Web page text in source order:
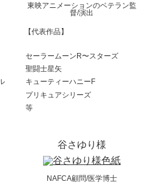
東映アニメーションのベテラン監
督/演出
【代表作品】
セーラームーンR〜スターズ
聖闘士星矢
キューティーハニーF
プリキュアシリーズ
等
谷さゆり様
NAFCA顧問/医学博士